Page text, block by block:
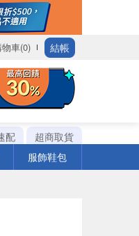
車(0) 結帳
配
超商取貨
服飾鞋包